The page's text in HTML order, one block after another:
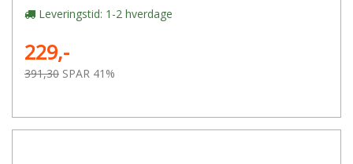
Leveringstid: 1-2 hverdage
229,-
391,30 SPAR 41%